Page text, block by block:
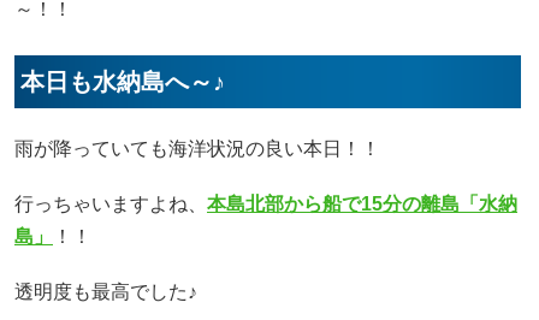
～！！
本日も水納島へ～♪
雨が降っていても海洋状況の良い本日！！
行っちゃいますよね、 本島北部から船で15分の離島「水納
島」
！！
透明度も最高でした♪